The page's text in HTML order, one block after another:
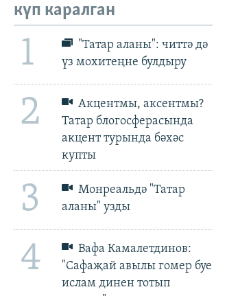
күп каралган
1
"Татар аланы": читтә дә
үз мохитеңне булдыру
2
Акцентмы, аксентмы?
Татар блогосферасында
акцент турында бәхәс
купты
3
Монреальдә "Татар
аланы" узды
4
Вафа Камалетдинов:
"Сафаҗай авылы гомер буе
ислам динен тотып